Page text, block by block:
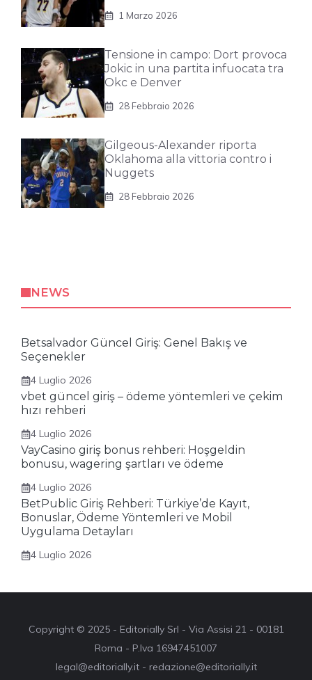
1 Marzo 2026
Tensione in campo: Dort provoca
Jokic in una partita infuocata tra
Okc e Denver
28 Febbraio 2026
Gilgeous-Alexander riporta
Oklahoma alla vittoria contro i
Nuggets
28 Febbraio 2026
NEWS
Betsalvador Güncel Giriş: Genel Bakış ve
Seçenekler
4 Luglio 2026
vbet güncel giriş – ödeme yöntemleri ve çekim
hızı rehberi
4 Luglio 2026
VayCasino giriş bonus rehberi: Hoşgeldin
bonusu, wagering şartları ve ödeme
4 Luglio 2026
BetPublic Giriş Rehberi: Türkiye’de Kayıt,
Bonuslar, Ödeme Yöntemleri ve Mobil
Uygulama Detayları
4 Luglio 2026
Copyright © 2025 - Editorially Srl - Via Assisi 21 - 00181
Roma - P.Iva 16947451007
legal@editorially.it - redazione@editorially.it